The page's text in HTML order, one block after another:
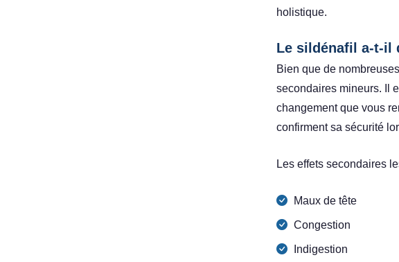
holistique.
Le sildénafil a-t-il
Bien que de
secondaires mineurs. Il
changement que vous
confirment sa sécurité
Les effets secondaires
Maux de tête
Congestion
Indigestion